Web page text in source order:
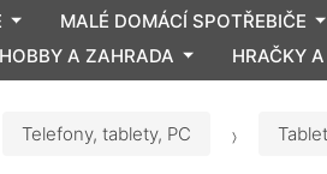
MALÉ DOMÁCÍ SPOTŘEBIČE
HOBBY A ZAHRADA HRAČKY
Telefony, tablety, PC